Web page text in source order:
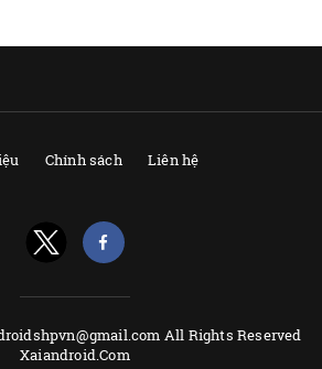
Chính sách Liên hệ
All Rights Reserved
Xaiandroid.Com